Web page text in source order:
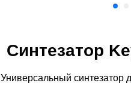
Синтезатор
Универсальный синтезатор